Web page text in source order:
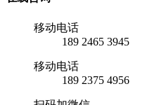
移动电话
189 2465 3945
移动电话
189 2375 4956